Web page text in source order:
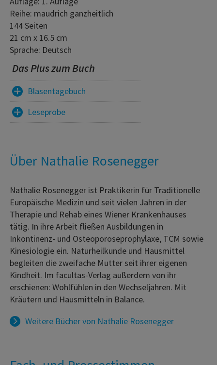
Reihe: maudrich ganzheitlich
144 Seiten
21 cm x 16.5 cm
Sprache: Deutsch
Das Plus zum Buch
Blasentagebuch
Leseprobe
Über Nathalie Rosenegger
Nathalie Rosenegger ist Praktikerin für Traditionelle
Europäische Medizin und seit vielen Jahren in der
Therapie und Rehab eines Wiener Krankenhauses
tätig. In ihre Arbeit fließen Ausbildungen in
Inkontinenz- und Osteoporoseprophylaxe, TCM sowie
Kinesiologie ein. Naturheilkunde und Hausmittel
begleiten die zweifache Mutter seit ihrer eigenen
Kindheit. Im facultas-Verlag außerdem von ihr
erschienen: Wohlfühlen in den Wechseljahren. Mit
Kräutern und Hausmitteln in Balance.
Weitere Bücher von Nathalie Rosenegger